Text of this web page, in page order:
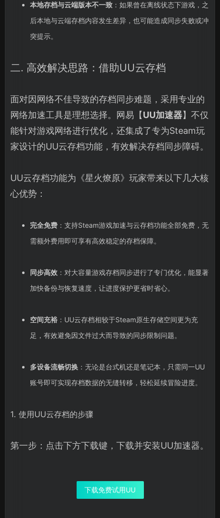
本地存档与云端版本不一致：如果曾在离线状态下游戏，之
后本地与云端存档内容发生差异，也可能造成同步失败或冲
突提示。
二. 高效解决思路：借助UU云存档
面对因网络不佳导致的存档同步难题，采用专业的
网络加速工具是理想选择。网易【UU加速器】不仅
能针对游戏网络进行优化，还集成了专为Steam玩
家设计的UU云存档功能，有效解决存档同步障碍。
UU云存档功能为《星火燎原》玩家带来以下几大核
心优势：
完全免费：支持Steam游戏加速与云存档功能全部免费，无
需额外费用即可享有高效稳定的存档保障。
同步高效：对大容量游戏存档同步进行了专门优化，能显著
加快备份与恢复速度，让进度保护更省时省心。
空间充裕：UU云存档相较于Steam原生存储空间更为充
足，有效避免因文件过大而导致的同步限制问题。
多设备流畅切换：无论是台式机还是笔记本，只需同一UU
账号即可实现存档数据的无缝转移，轻松延续冒险进度。
1. 使用UU云存档的步骤
第一步：点击下方下载键，下载并安装UU加速器。
下载免费试用UU